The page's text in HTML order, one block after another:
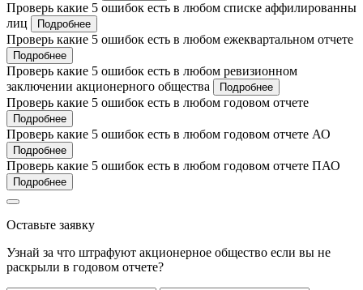
Проверь какие 5 ошибок есть в любом списке аффилированны
лиц
Подробнее
Проверь какие 5 ошибок есть в любом ежеквартальном отчете
Подробнее
Проверь какие 5 ошибок есть в любом ревизионном
заключении акционерного общества
Подробнее
Проверь какие 5 ошибок есть в любом годовом отчете
Подробнее
Проверь какие 5 ошибок есть в любом годовом отчете АО
Подробнее
Проверь какие 5 ошибок есть в любом годовом отчете ПАО
Подробнее
Оставьте заявку
Узнай за что штрафуют акционерное общество если вы не
раскрыли в годовом отчете?